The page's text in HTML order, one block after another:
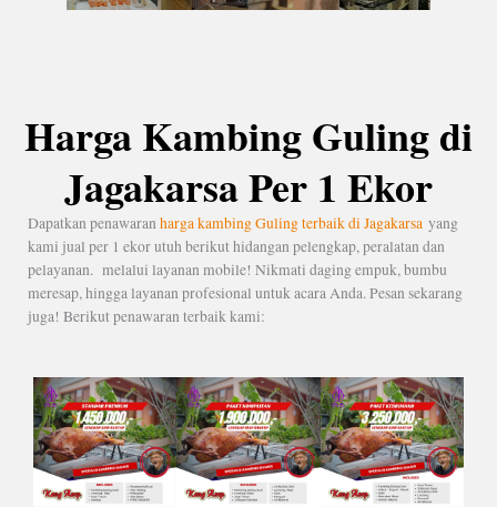
Harga Kambing Guling di
Jagakarsa Per 1 Ekor
Dapatkan penawaran harga kambing Guling terbaik di Jagakarsa yang
kami jual per 1 ekor utuh berikut hidangan pelengkap, peralatan dan
pelayanan. melalui layanan mobile! Nikmati daging empuk, bumbu
meresap, hingga layanan profesional untuk acara Anda. Pesan sekarang
juga! Berikut penawaran terbaik kami: